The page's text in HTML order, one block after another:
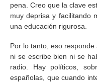
pena. Creo que la clave
muy deprisa y facilitando
una educación rigurosa.
Por lo tanto, eso
ni se escribe bien ni se
radio. Hay políticos,
españolas, que cuando